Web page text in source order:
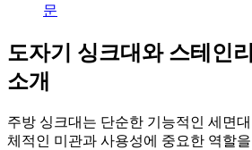
문
도자기 싱크대와 스테인
소개
주방 싱크대는 단순한 기능적인 세면
체적인 미관과 사용성에 중요한 역할